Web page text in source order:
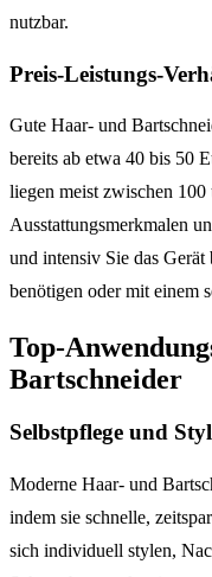
nutzbar.
Preis-Leistungs-
Gute Haar- und
bereits ab etwa 40 bis 50
liegen meist zwischen
Ausstattungsmerkmalen
und intensiv Sie das
benötigen oder mit einem
Top-
Bartschneider
Selbstpflege und
Moderne Haar- und
indem sie schnelle,
sich individuell stylen,